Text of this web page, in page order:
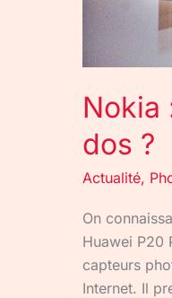
Nokia
dos ?
Actualité,
On
Huawei P20
capteurs
Internet. Il